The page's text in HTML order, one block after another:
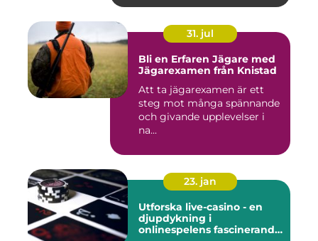
31. jul
Bli en Erfaren Jägare med
Jägarexamen från Knistad
Att ta jägarexamen är ett
steg mot många spännande
och givande upplevelser i
na...
23. jan
Utforska live-casino - en
djupdykning i
onlinespelens fascinerande